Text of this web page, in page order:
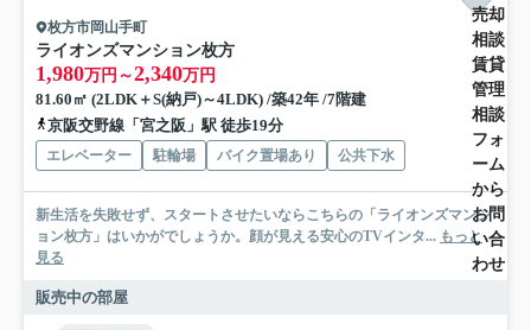
売却
相談
賃貸
管理
相談
フォ
ーム
から
お問
い合
わせ
枚方市岡山手町
ライオンズマンション枚方
1,980万円～2,340万円
81.60㎡ (2LDK＋S(納戸)～4LDK) /築42年 /7階建
京阪交野線「宮之阪」駅 徒歩19分
エレベーター 駐輪場 バイク置場あり 公共下水
新生活を失敗せず、スタートさせたいならこちらの「ライオンズマンシ
ョン枚方」はいかがでしょうか。顔が見える安心のTVインタ... もっと
見る
販売中の部屋